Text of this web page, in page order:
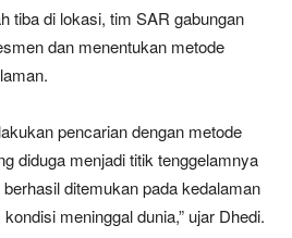
tiba di lokasi, tim SAR gabungan
dan menentukan metode
pencarian dengan metode
diduga menjadi titik tenggelamnya
ditemukan pada kedalaman
meninggal dunia,” ujar Dhedi.